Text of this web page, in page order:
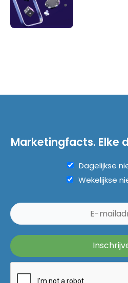
Marketingfacts. Elke
Dagelijkse
Wekelijkse